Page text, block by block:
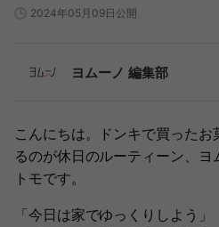
2024年05月09日公開
ヨムーノ 編集部
こんにちは。ドンキで買った
るのが休日のルーティーン、
トモです。
「今日は家でゆっくりしよう